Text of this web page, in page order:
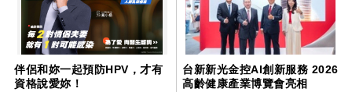
伴侶和妳一起預防HPV，才有
資格說愛妳！
台新新光金控AI創新服務 2026
高齡健康產業博覽會亮相